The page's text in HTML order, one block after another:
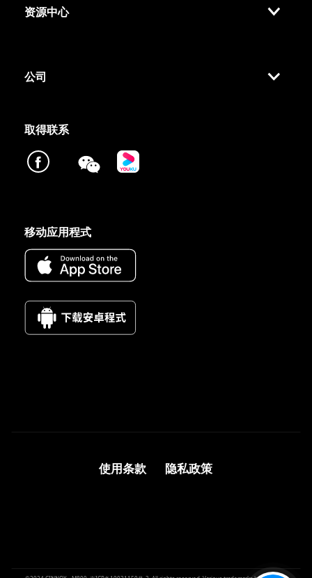
资源中心
公司
取得联系
移动应用程式
使用条款 隐私政策